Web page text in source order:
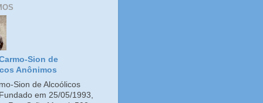
Sion de
Anônimos
Sion de Alcoólicos
em 25/05/1993,